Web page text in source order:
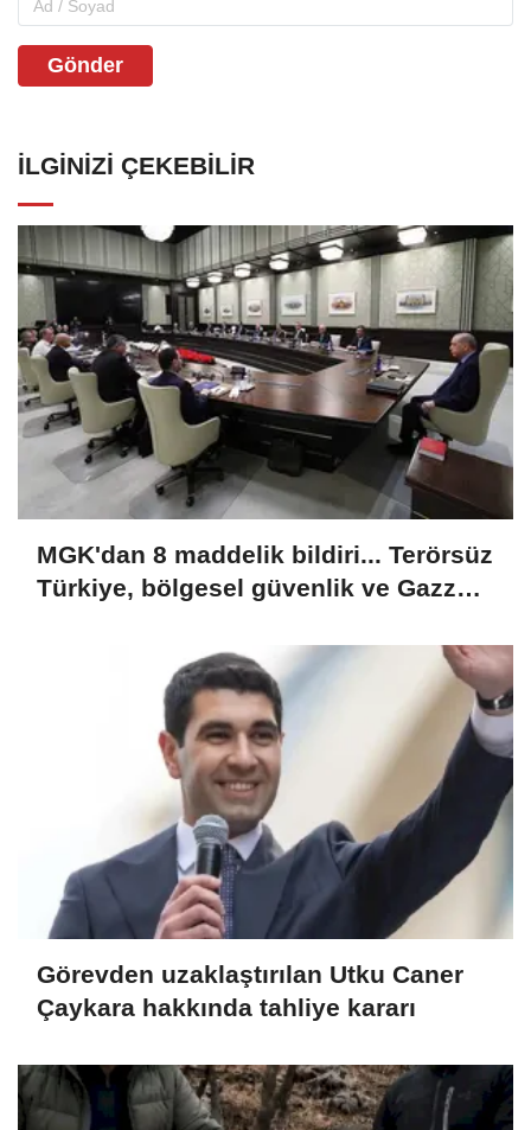
Gönder
İLGINIZI ÇEKEBILIR
MGK'dan 8 maddelik bildiri... Terörsüz
Türkiye, bölgesel güvenlik ve Gazze
Görevden uzaklaştırılan Utku Caner
Çaykara hakkında tahliye kararı